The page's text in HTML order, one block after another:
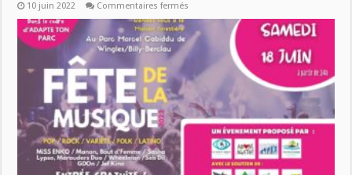
10 juin 2022 Commentaires fermés
DE
LA
MUSIQUE